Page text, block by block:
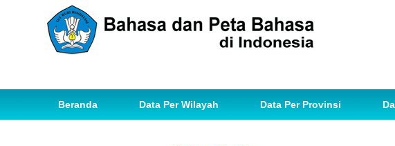
Beranda Data Per Wilayah Data Per Provinsi